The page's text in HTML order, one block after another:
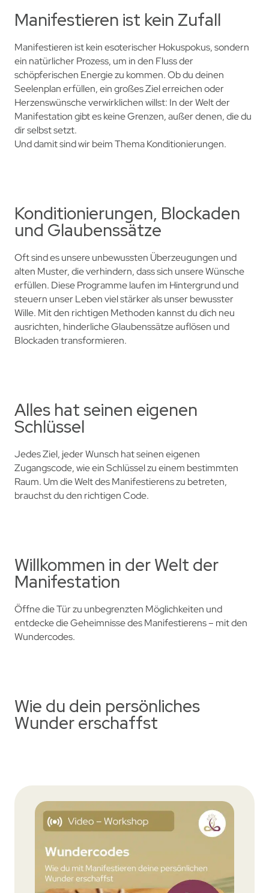
Manifestieren ist kein Zufall
Manifestieren ist kein esoterischer Hokuspokus, sondern
ein natürlicher Prozess, um in den Fluss der
schöpferischen Energie zu kommen. Ob du deinen
Seelenplan erfüllen, ein großes Ziel erreichen oder
Herzenswünsche verwirklichen willst: In der Welt der
Manifestation gibt es keine Grenzen, außer denen, die du
dir selbst setzt.
Und damit sind wir beim Thema Konditionierungen.
Konditionierungen, Blockaden
und Glaubenssätze
Oft sind es unsere unbewussten Überzeugungen und
alten Muster, die verhindern, dass sich unsere Wünsche
erfüllen. Diese Programme laufen im Hintergrund und
steuern unser Leben viel stärker als unser bewusster
Wille. Mit den richtigen Methoden kannst du dich neu
ausrichten, hinderliche Glaubenssätze auflösen und
Blockaden transformieren.
Alles hat seinen eigenen
Schlüssel
Jedes Ziel, jeder Wunsch hat seinen eigenen
Zugangscode, wie ein Schlüssel zu einem bestimmten
Raum. Um die Welt des Manifestierens zu betreten,
brauchst du den richtigen Code.
Willkommen in der Welt der
Manifestation
Öffne die Tür zu unbegrenzten Möglichkeiten und
entdecke die Geheimnisse des Manifestierens – mit den
Wundercodes.
Wie du dein persönliches
Wunder erschaffst